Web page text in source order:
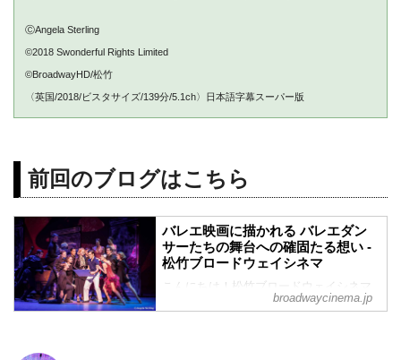
ⒸAngela Sterling
©2018 Swonderful Rights Limited
©BroadwayHD/松竹
〈英国/2018/ビスタサイズ/139分/5.1ch〉日本語字幕スーパー版
前回のブログはこちら
バレエ映画に描かれる バレエダン
サーたちの舞台への確固たる想い -
松竹ブロードウェイシネマ
こんにちは！松竹ブロードウェイシネマ
新人女子部員のYuriです。ブロードウェイ
broadwaycinema.jp